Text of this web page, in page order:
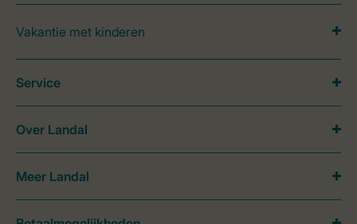
Vakantie met kinderen
Service
Over Landal
Meer Landal